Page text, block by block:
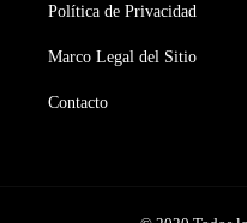
Política de Privacidad
Marco Legal del Sitio
Contacto